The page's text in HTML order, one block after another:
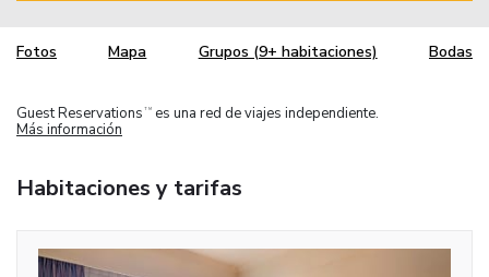
Fotos Mapa Grupos (9+ habitaciones) Bodas
Guest Reservations TM
es una red de viajes independiente.
Más información
Habitaciones y tarifas